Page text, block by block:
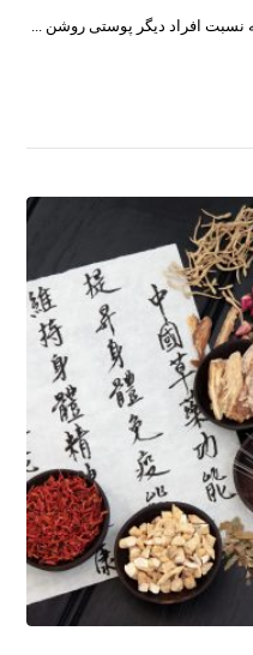
نسبت افراد دیگر پوستی روشن ...